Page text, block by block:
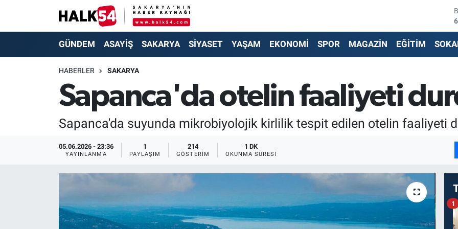
GÜNDEM ASAYİŞ SAKARYA SİYASET YAŞAM EKONOMİ SPOR MAGAZİN EĞİTİM
HABERLER SAKARYA
Sapanca'da otelin faaliyeti
Sapanca'da suyunda mikrobiyolojik kirlilik tespit edilen otelin faaliyeti
05.06.2026 - 23:36
YAYINLANMA
1
PAYLAŞIM
214
GÖSTERIM
1 DK
OKUNMA SÜRESI
1
GÜNDEM
SAKARYA
SİYASET
SOKAK RÖPORTAJLARI
Adapazarı Nöbetçi Eczaneler
Adapazarı Trafik Yoğunluk Haritası
Süper Lig Puan Durumu ve Fikstür
Tüm Manşetler
Haber Arşivi